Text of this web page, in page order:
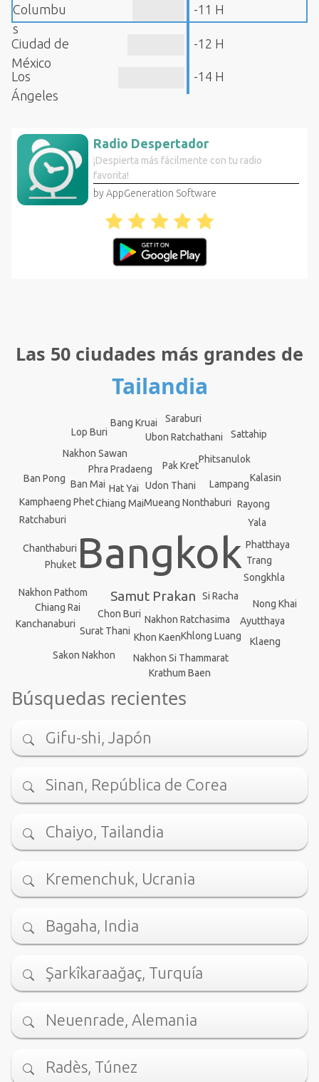
Columbu
s
-11 H
Ciudad de
México
-12 H
Los
Ángeles
-14 H
Radio Despertador
¡Despierta más fácilmente con tu radio
favorita!
by AppGeneration Software
Las 50 ciudades más grandes de
Tailandia
Bangkok
Samut Prakan
Mueang Nonthaburi
Udon Thani
Chon Buri Nakhon Ratchasima
Chiang Mai
Hat Yai
Pak Kret
Si Racha
Phra Pradaeng
Lampang
Khon Kaen
Surat Thani
Ubon Ratchathani
Nakhon Si Thammarat
Khlong Luang
Nakhon Pathom
Rayong
Phitsanulok
Chanthaburi Phatthaya
Yala
Ratchaburi
Nakhon Sawan
Phuket
Ban Mai
Songkhla
Ayutthaya
Chiang Rai
Bang Kruai
Sakon Nakhon
Krathum Baen
Saraburi
Trang
Sattahip
Kanchanaburi
Nong Khai
Kamphaeng Phet
Lop Buri
Ban Pong
Klaeng
Kalasin
Búsquedas recientes
Gifu-shi, Japón
Sinan, República de Corea
Chaiyo, Tailandia
Kremenchuk, Ucrania
Bagaha, India
Şarkîkaraağaç, Turquía
Neuenrade, Alemania
Radès, Túnez